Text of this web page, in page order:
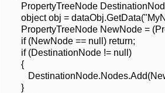
PropertyTreeNode
object obj =
PropertyTreeNode NewNode =
if (NewNode == null) return;
if (DestinationNode != null)
{
}